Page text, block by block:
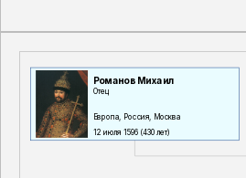
Романов Михаил
Отец
Европа, Россия, Москва
12 июля 1596 (430 лет)